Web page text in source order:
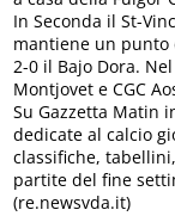
In Seconda il St-
mantiene un punto
2-0 il Bajo Dora.
Montjovet e CGC
Su Gazzetta Matin
dedicate al calcio
classifiche,
partite del fine
(re.newsvda.it)